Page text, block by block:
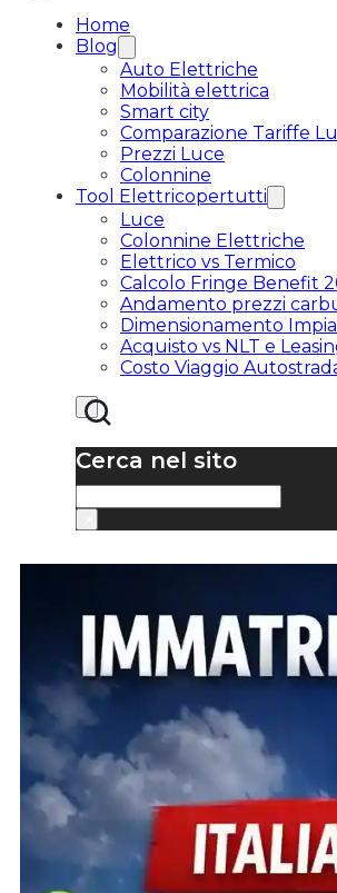
Home
Blog
Auto Elettriche
Mobilità elettrica
Smart city
Comparazione Tariffe
Prezzi Luce
Colonnine
Tool Elettricopertutti
Luce
Colonnine Elettriche
Elettrico vs Termico
Calcolo Fringe Benefit
Andamento prezzi
Dimensionamento
Acquisto vs NLT e
Costo Viaggio
Cerca nel sito